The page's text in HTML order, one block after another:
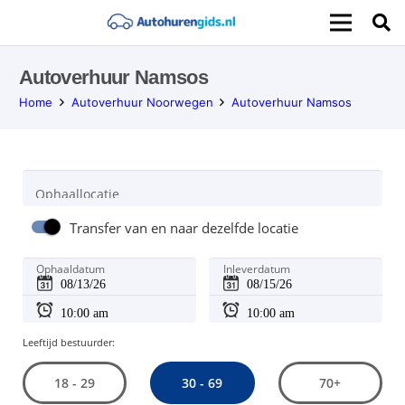
Autoverhuur Namsos
Home Autoverhuur Noorwegen Autoverhuur Namsos
Ophaallocatie
Transfer van en naar dezelfde locatie
Ophaaldatum Inleverdatum
Leeftijd bestuurder:
18 - 29 30 - 69 70+